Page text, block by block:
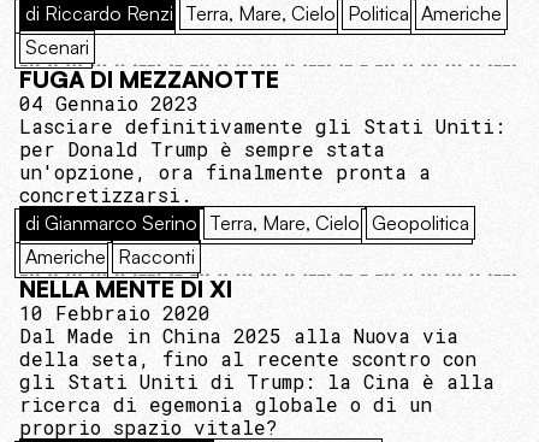
di Riccardo Renzi Terra, Mare, Cielo Politica Americhe
Scenari
FUGA DI MEZZANOTTE
04 Gennaio 2023
Lasciare definitivamente gli Stati Uniti:
per Donald Trump è sempre stata
un'opzione, ora finalmente pronta a
concretizzarsi.
di Gianmarco Serino Terra, Mare, Cielo Geopolitica
Americhe Racconti
NELLA MENTE DI XI
10 Febbraio 2020
Dal Made in China 2025 alla Nuova via
della seta, fino al recente scontro con
gli Stati Uniti di Trump: la Cina è alla
ricerca di egemonia globale o di un
proprio spazio vitale?